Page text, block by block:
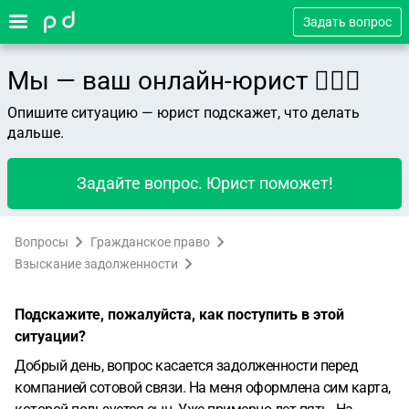
Задать вопрос
Мы — ваш онлайн-юрист 👨🏻‍⚖️
Опишите ситуацию — юрист подскажет, что делать
дальше.
Задайте вопрос. Юрист поможет!
Вопросы
Гражданское право
Взыскание задолженности
Подскажите, пожалуйста, как поступить в этой
ситуации?
Добрый день, вопрос касается задолженности перед
компанией сотовой связи. На меня оформлена сим карта,